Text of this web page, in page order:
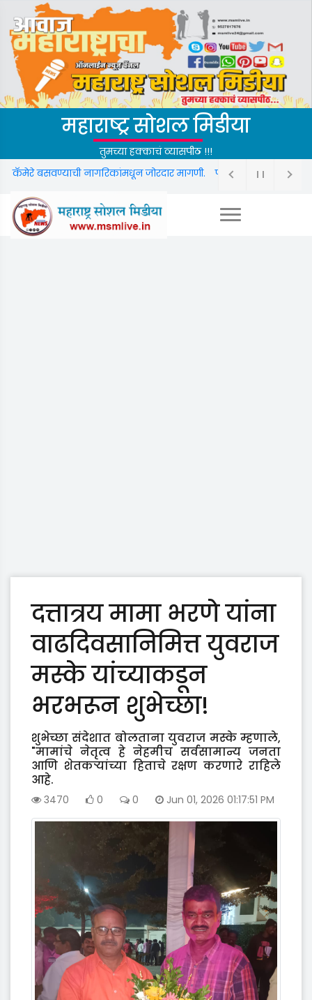
महाराष्ट्र सोशल मिडीया
तुमच्या हक्काचं व्यासपीठ !!!
नागरिकांमधून जोरदार मागणी.
फक्त महाराष्ट्र नव्हे; दक्षिणेच्या
दत्तात्रय मामा भरणे यांना
वाढदिवसानिमित्त युवराज
मस्के यांच्याकडून
भरभरून शुभेच्छा!
शुभेच्छा संदेशात बोलताना युवराज मस्के म्हणाले,
"मामांचे नेतृत्व हे नेहमीच सर्वसामान्य जनता
आणि शेतकऱ्यांच्या हिताचे रक्षण करणारे राहिले
आहे.
3470 0 0 Jun 01, 2026 01:17:51 PM